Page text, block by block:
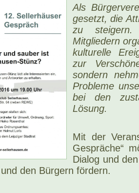
Als
gesetzt, die
zu
Mitgliedern
kulturelle
zur
sondern
Probleme
bei den
Lösung.
Mit der
Gespräche“
Dialog und
den Bürgern fördern.